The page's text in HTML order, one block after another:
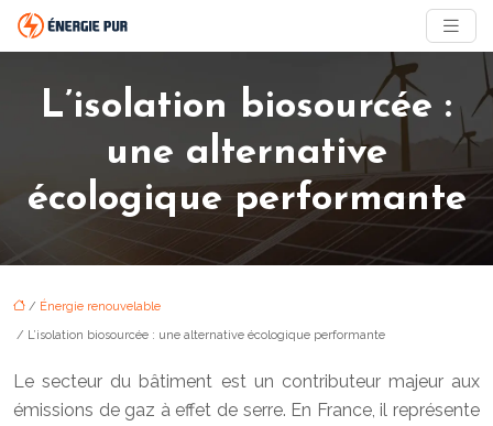
L’isolation biosourcée :
une alternative
écologique performante
/ Énergie renouvelable
/ L’isolation biosourcée : une alternative écologique performante
Le secteur du bâtiment est un contributeur majeur aux
émissions de gaz à effet de serre. En France, il représente